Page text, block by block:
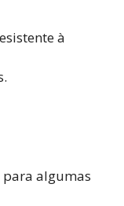
à
para algumas